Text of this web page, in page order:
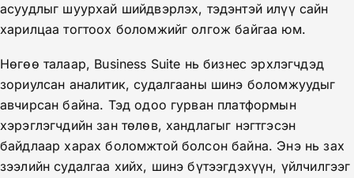
асуудлыг шуурхай шийдвэрлэх, тэдэнтэй илүү сайн
харилцаа тогтоох боломжийг олгож байгаа юм.
Нөгөө талаар, Business Suite нь бизнес эрхлэгчдэд
зориулсан аналитик, судалгааны шинэ боломжуудыг
авчирсан байна. Тэд одоо гурван платформын
хэрэглэгчдийн зан төлөв, хандлагыг нэгтгэсэн
байдлаар харах боломжтой болсон байна. Энэ нь зах
зээлийн судалгаа хийх, шинэ бүтээгдэхүүн, үйлчилгээг